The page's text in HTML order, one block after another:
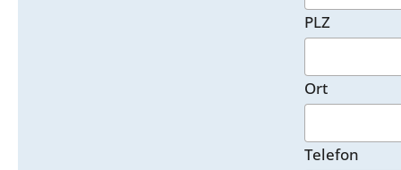
PLZ
Ort
Telefon